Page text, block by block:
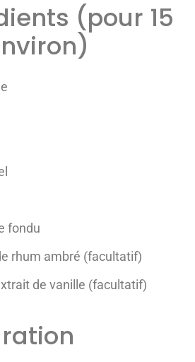
(pour 15
fondu
rhum ambré (facultatif)
de vanille (facultatif)